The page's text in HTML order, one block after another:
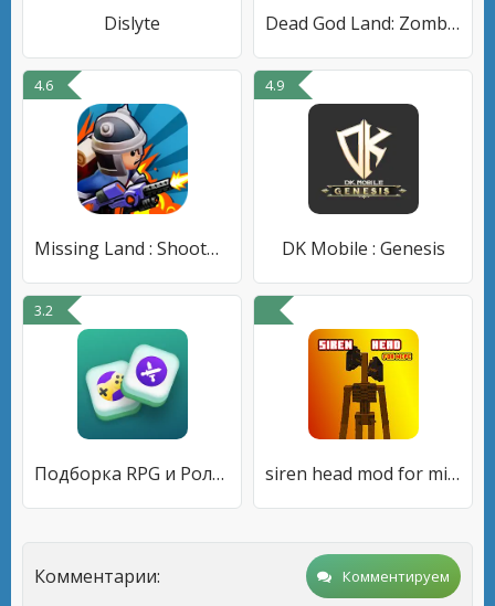
Dislyte Dead God Land: Zombie Survival
4.6
Missing Land : Shoot&Loot RPG
4.9
DK Mobile : Genesis
3.2
Подборка RPG и Ролевых игр siren head mod for minecraft
Комментарии: Комментируем